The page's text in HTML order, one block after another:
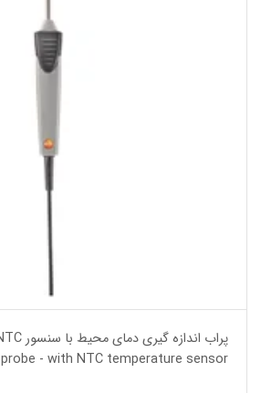
probe - with NTC temperature sensor